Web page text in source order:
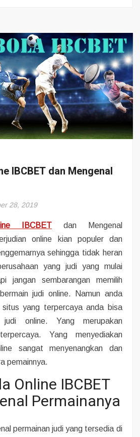
IBCBET dan Mengenal
28, 2019
IBCBETdan Mengenal
online kian populer dan
sehingga tidak heran
yang judi yang mulai
jangan sembarangan memilih
judi online. Namun anda
situs yang terpercaya anda bisa
online. Yang merupakan
Yang menyediakan
sangat menyenangkan dan
pemainnya.
Online IBCBET
Permainanya
permainan judi yang tersedia di